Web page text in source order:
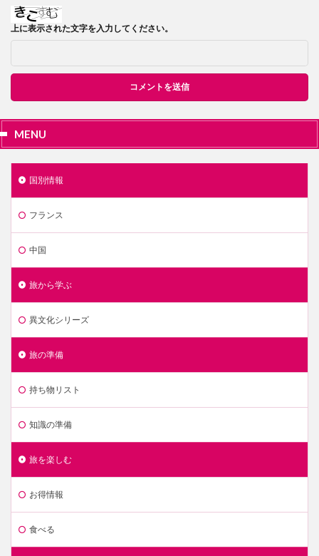
上に表示された文字を入力してください。
MENU
国別情報
フランス
中国
旅から学ぶ
異文化シリーズ
旅の準備
持ち物リスト
知識の準備
旅を楽しむ
お得情報
食べる